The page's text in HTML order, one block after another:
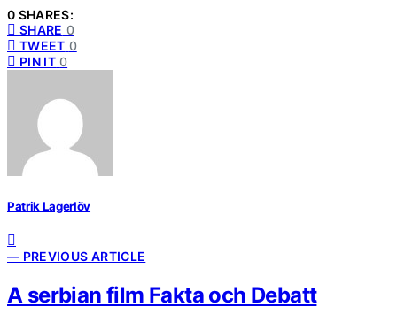
0 SHARES:
SHARE 0
TWEET 0
PIN IT 0
Patrik Lagerlöv
— PREVIOUS ARTICLE
A serbian film Fakta och Debatt